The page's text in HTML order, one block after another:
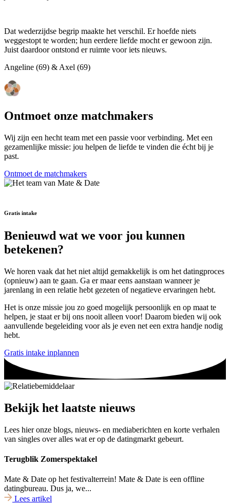
Dat wederzijdse begrip maakte het verschil. Er hoefde niets
weggestopt te worden; hun eerdere liefde mocht er gewoon zijn.
Juist daardoor ontstond er ruimte voor iets nieuws.
Angeline (69) & Axel (69)
Ontmoet onze matchmakers
Wij zijn een hecht team met een passie voor verbinding. Met een
gezamenlijke missie: jou helpen de liefde te vinden die écht bij je
past.
Ontmoet de matchmakers
Gratis intake
Benieuwd wat we voor jou kunnen
betekenen?
We horen vaak dat het niet altijd gemakkelijk is om het datingproces
(opnieuw) aan te gaan. Ga er maar eens aanstaan wanneer je
jarenlang in een relatie hebt gezeten of negatieve ervaringen hebt.
Het is onze missie jou zo goed mogelijk persoonlijk en op maat te
helpen, je staat er bij ons nooit alleen voor! Daarom bieden wij ook
aanvullende begeleiding voor als je even net een extra handje nodig
hebt.
Gratis intake inplannen
Bekijk het laatste nieuws
Lees hier onze blogs, nieuws- en mediaberichten en korte verhalen
van singles over alles wat er op de datingmarkt gebeurt.
Terugblik Zomerspektakel
Mate & Date op het festivalterrein! Mate & Date is een offline
datingbureau. Dus ja, we...
Lees artikel